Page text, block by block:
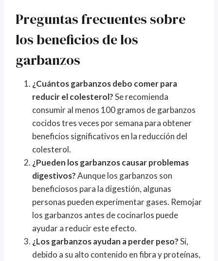
Preguntas frecuentes sobre
los beneficios de los
garbanzos
¿Cuántos garbanzos debo comer para
reducir el colesterol?Se recomienda
consumir al menos 100 gramos de garbanzos
cocidos tres veces por semana para obtener
beneficios significativos en la reducción del
colesterol.
¿Pueden los garbanzos causar problemas
digestivos?Aunque los garbanzos son
beneficiosos para la digestión, algunas
personas pueden experimentar gases. Remojar
los garbanzos antes de cocinarlos puede
ayudar a reducir este efecto.
¿Los garbanzos ayudan a perder peso?Sí,
debido a su alto contenido en fibra y proteínas,